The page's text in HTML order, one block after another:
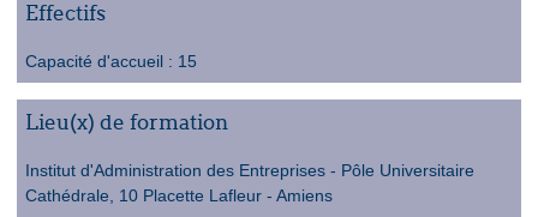
Effectifs
Capacité d'accueil : 15
Lieu(x) de formation
Institut d'Administration des Entreprises - Pôle Universitaire
Cathédrale, 10 Placette Lafleur - Amiens